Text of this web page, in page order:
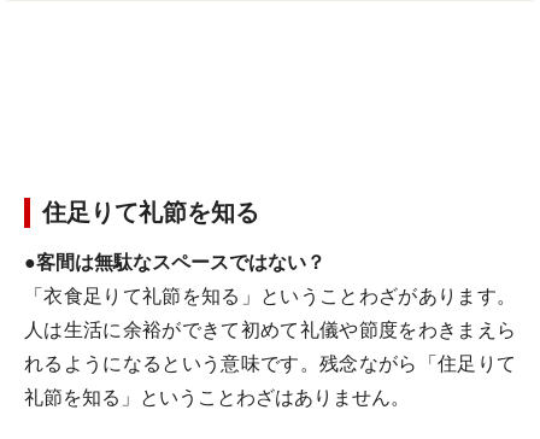
住足りて礼節を知る
●客間は無駄なスペースではない？
「衣食足りて礼節を知る」ということわざがあります。
人は生活に余裕ができて初めて礼儀や節度をわきまえら
れるようになるという意味です。残念ながら「住足りて
礼節を知る」ということわざはありません。